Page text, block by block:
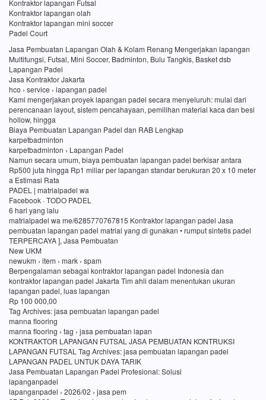
Kontraktor lapangan Futsal
Kontraktor lapangan olah
Kontraktor lapangan mini soccer
Padel Court
Jasa Pembuatan Lapangan Olah & Kolam Renang Mengerjakan lapangan
Multifungsi, Futsal, Mini Soccer, Badminton, Bulu Tangkis, Basket dsb
Lapangan Padel
Jasa Kontraktor Jakarta
hco › service › lapangan padel
Kami mengerjakan proyek lapangan padel secara menyeluruh: mulai dari
perencanaan layout, sistem pencahayaan, pemilihan material kaca dan besi
hollow, hingga
Biaya Pembuatan Lapangan Padel dan RAB Lengkap
karpetbadminton
karpetbadminton › Lapangan Padel
Namun secara umum, biaya pembuatan lapangan padel berkisar antara
Rp500 juta hingga Rp1 miliar per lapangan standar berukuran 20 x 10 meter
a Estimasi Rata
PADEL | matrialpadel wa
Facebook · TODO PADEL
6 hari yang lalu
matrialpadel wa me/6285770767815 Kontraktor lapangan padel Jasa
pembuatan lapangan padel matrial yang di gunakan • rumput sintetis padel
TERPERCAYA ], Jasa Pembuatan
New UKM
newukm › item › mark › spam
Berpengalaman sebagai kontraktor lapangan padel Indonesia dan
kontraktor lapangan padel Jakarta Tim ahli dalam menentukan ukuran
lapangan padel, luas lapangan
Rp 100 000,00
Tag Archives: jasa pembuatan lapangan padel
manna flooring
manna flooring › tag › jasa pembuatan lapan
KONTRAKTOR LAPANGAN FUTSAL JASA PEMBUATAN KONTRUKSI
LAPANGAN FUTSAL Tag Archives: jasa pembuatan lapangan padel
LAPANGAN PADEL UNTUK DAYA TARIK
Jasa Pembuatan Lapangan Padel Profesional: Solusi
lapanganpadel
lapanganpadel › 2026/02 › jasa pem